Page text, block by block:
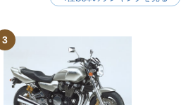
3